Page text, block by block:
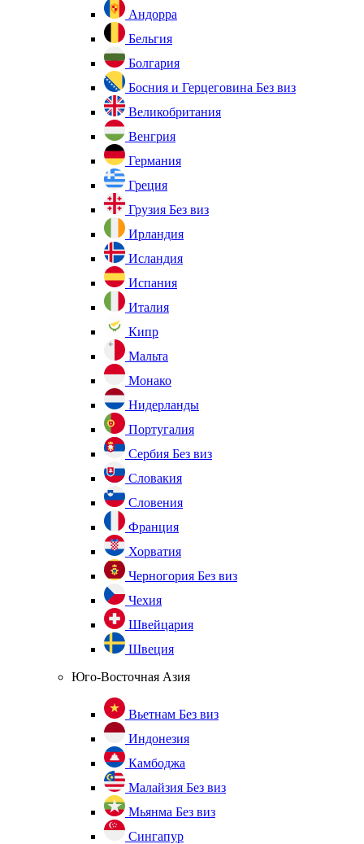
Андорра
Бельгия
Болгария
Босния и Герцеговина Без виз
Великобритания
Венгрия
Германия
Греция
Грузия Без виз
Ирландия
Исландия
Испания
Италия
Кипр
Мальта
Монако
Нидерланды
Португалия
Сербия Без виз
Словакия
Словения
Франция
Хорватия
Черногория Без виз
Чехия
Швейцария
Швеция
Юго-Восточная Азия
Вьетнам Без виз
Индонезия
Камбоджа
Малайзия Без виз
Мьянма Без виз
Сингапур